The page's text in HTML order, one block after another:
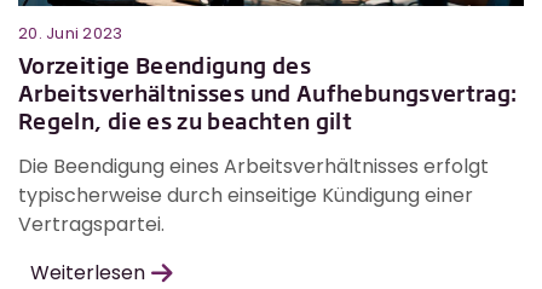
20. Juni 2023
Vorzeitige Beendigung des
Arbeitsverhältnisses und Aufhebungsvertrag:
Regeln, die es zu beachten gilt
Die Beendigung eines Arbeitsverhältnisses erfolgt
typischerweise durch einseitige Kündigung einer
Vertragspartei.
Weiterlesen